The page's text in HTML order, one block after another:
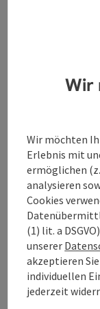
Beitrag
Er war der
Parthenreuter
Der Turm und
wurden der
Schalberger
St. Nikola
MODIMI
Wir
Wir möchten
Erlebnis mit
ermöglichen
analysieren
Cookies
(1) lit. a
unserer
akzeptieren Sie
individuellen
jederzeit